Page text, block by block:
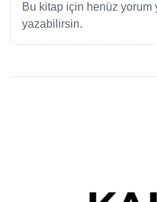
Bu kitap için henüz yorum
yazabilirsin.